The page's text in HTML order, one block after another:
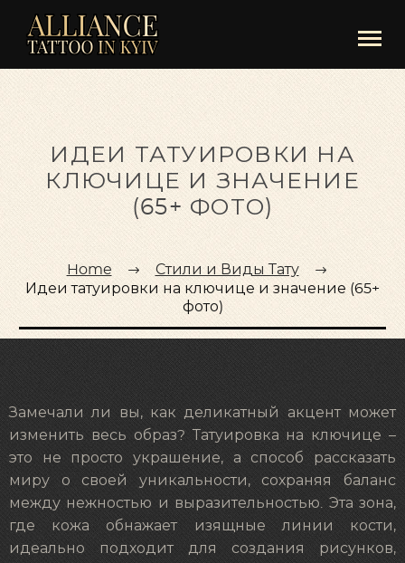
ИДЕИ ТАТУИРОВКИ НА
КЛЮЧИЦЕ И ЗНАЧЕНИЕ
(65+ ФОТО)
Home
Стили и Виды Тату
Идеи татуировки на ключице и значение (65+
фото)
Замечали ли вы, как деликатный акцент может
изменить весь образ? Татуировка на ключице –
это не просто украшение, а способ рассказать
миру о своей уникальности, сохраняя баланс
между нежностью и выразительностью. Эта зона,
где кожа обнажает изящные линии кости,
идеально подходит для создания рисунков,